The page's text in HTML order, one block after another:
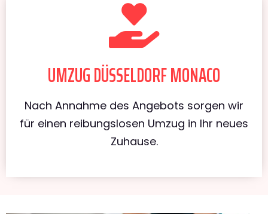
UMZUG DÜSSELDORF MONACO
Nach Annahme des Angebots sorgen wir
für einen reibungslosen Umzug in Ihr neues
Zuhause.